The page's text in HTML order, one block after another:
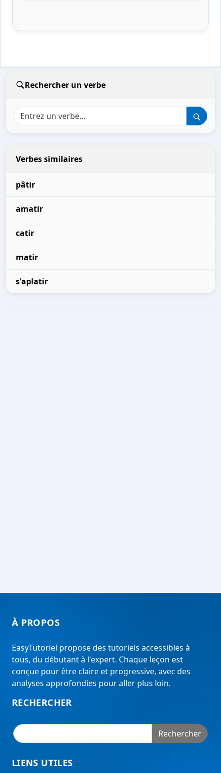
Rechercher un verbe
Verbes similaires
pâtir
amatir
catir
matir
s'aplatir
À PROPOS
EasyTutoriel propose des tutoriels accessibles à
tous, du débutant à l'expert. Chaque leçon est
conçue pour être claire et progressive, avec des
analyses approfondies pour aller plus loin.
RECHERCHER
Rechercher
LIENS UTILES